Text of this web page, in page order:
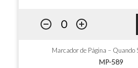
Marcador de Página – Quando
MP-589